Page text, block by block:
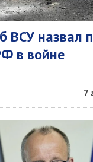
ВСУ назвал
в войне
7